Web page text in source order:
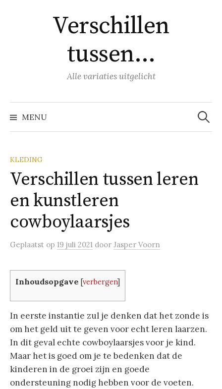
Verschillen
tussen…
Alle variaties uitgelicht
MENU
Zoeken
naar:
KLEDING
Verschillen tussen leren
en kunstleren
cowboylaarsjes
Geplaatst op 19 juli 2021 door Jasper Voorn
Inhoudsopgave [verbergen]
In eerste instantie zul je denken dat het zonde is
om het geld uit te geven voor echt leren laarzen.
In dit geval echte cowboylaarsjes voor je kind.
Maar het is goed om je te bedenken dat de
kinderen in de groei zijn en goede
ondersteuning nodig hebben voor de voeten.